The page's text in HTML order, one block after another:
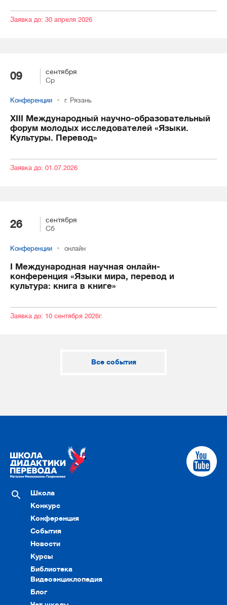
Заявка до: 30 апреля 2026
09
сентября
Ср
Конференции г. Рязань
XIII Международный научно-образовательный
форум молодых исследователей «Языки.
Культуры. Перевод»
Заявка до: 01.07.2026
26
сентября
Сб
Конференции онлайн
I Международная научная онлайн-
конференция «Языки мира, перевод и
культура: книга в книге»
Заявка до: 10 сентября 2026г.
Все события
Школа
Конкурс
Конференция
События
Новости
Курсы
Библиотека
Видеоэнциклопедия
Блог